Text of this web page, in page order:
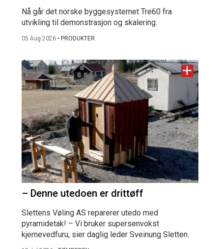
Nå går det norske byggesystemet Tre60 fra
utvikling til demonstrasjon og skalering.
05 Aug 2026 • PRODUKTER
– Denne utedoen er drittøff
Slettens Vøling AS reparerer utedo med
pyramidetak! – Vi bruker supersenvokst
kjernevedfuru, sier daglig leder Sveinung Sletten.